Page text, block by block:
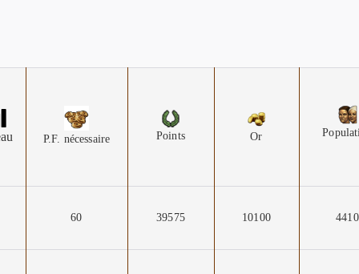
P.F. nécessaire Points Or
60 39575 10100 4410